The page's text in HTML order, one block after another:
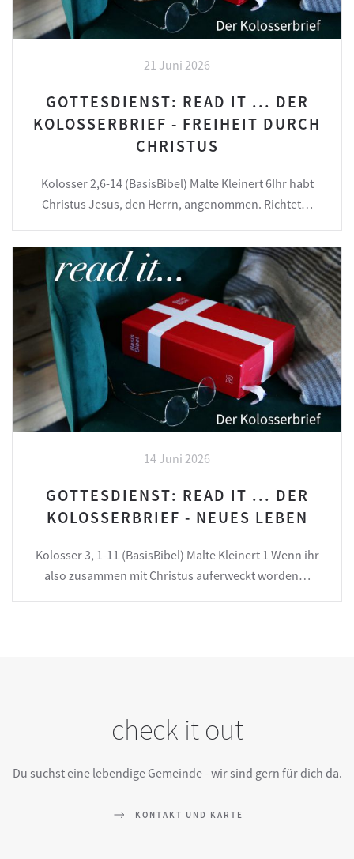
21 Juni 2026
GOTTESDIENST: READ IT ... DER
KOLOSSERBRIEF - FREIHEIT DURCH
CHRISTUS
Kolosser 2,6-14 (BasisBibel) Malte Kleinert 6Ihr habt
Christus Jesus, den Herrn, angenommen. Richtet…
14 Juni 2026
GOTTESDIENST: READ IT ... DER
KOLOSSERBRIEF - NEUES LEBEN
Kolosser 3, 1-11 (BasisBibel) Malte Kleinert 1 Wenn ihr
also zusammen mit Christus auferweckt worden…
check it out
Du suchst eine lebendige Gemeinde - wir sind gern für dich da.
KONTAKT UND KARTE